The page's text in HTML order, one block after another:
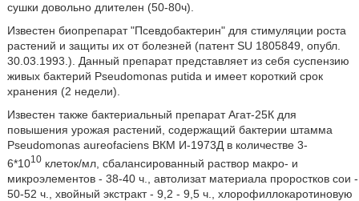
сушки довольно длителен (50-80ч).
Известен биопрепарат "Псевдобактерин" для стимуляции роста
растений и защиты их от болезней (патент SU 1805849, опубл.
30.03.1993.). Данный препарат представляет из себя суспензию
живых бактерий Pseudomonas putida и имеет короткий срок
хранения (2 недели).
Известен также бактериальный препарат Агат-25К для
повышения урожая растений, содержащий бактерии штамма
Pseudomonas aureofaciens ВКМ И-1973Д в количестве 3-
6*1010клеток/мл, сбалансированный раствор макро- и
микроэлементов - 38-40 ч., автолизат материала проростков сои -
50-52 ч., хвойный экстракт - 9,2 - 9,5 ч., хлорофиллокаротиновую